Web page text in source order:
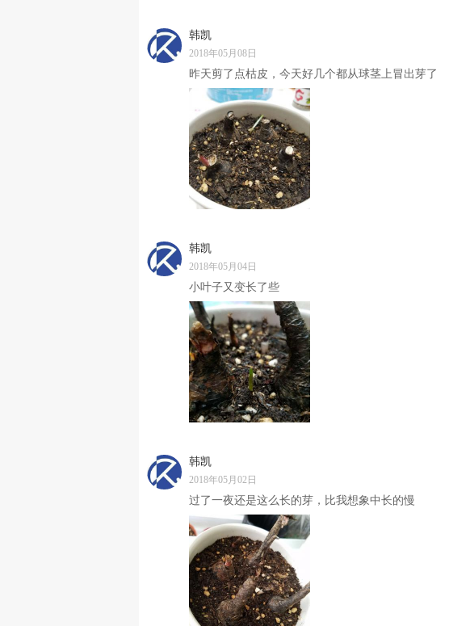
韩凯
2018年05月08日
昨天剪了点枯皮，今天好几个都从球茎上冒出芽了
韩凯
2018年05月04日
小叶子又变长了些
韩凯
2018年05月02日
过了一夜还是这么长的芽，比我想象中长的慢